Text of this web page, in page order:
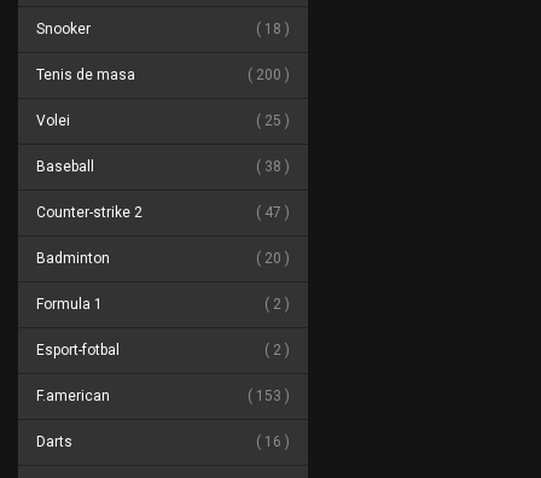
Snooker 18
Tenis de masa 200
Volei 25
Baseball 38
Counter-strike 2 47
Badminton 20
Formula 1 2
Esport-fotbal 2
F.american 153
Darts 16